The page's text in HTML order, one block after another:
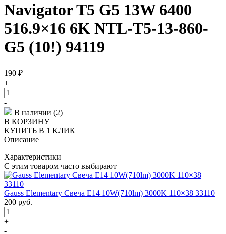
Navigator T5 G5 13W 6400
516.9×16 6K NTL-T5-13-860-
G5 (10!) 94119
190 ₽
+
-
В наличии (2)
В КОРЗИНУ
КУПИТЬ В 1 КЛИК
Описание
Характеристики
С этим товаром часто выбирают
Gauss Elementary Свеча E14 10W(710lm) 3000K 110×38 33110
200 руб.
+
-